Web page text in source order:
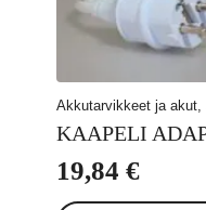
Akkutarvikkeet ja akut,
KAAPELI
19,84 €